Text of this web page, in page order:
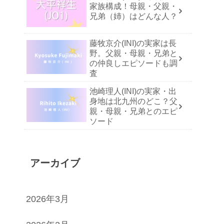
家族構成！母親・父親・
兄弟（姉）はどんな人？
藤牧京介(INI)の実家は長
野。父親・母親・兄弟と
の仲良しエピソードも調
査
池崎理人(INI)の実家・出
身地は北九州のどこ？父
親・母親・兄弟とのエピ
ソード
アーカイブ
2026年3月